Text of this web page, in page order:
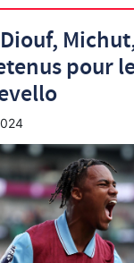
pour